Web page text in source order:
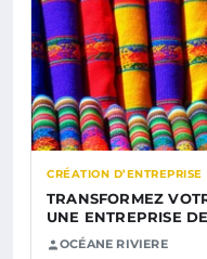
CRÉATION D’ENTREPRISE
TRANSFORMEZ
UNE ENTREPRISE
OCÉANE RIVIERE